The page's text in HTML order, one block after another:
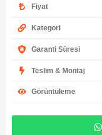
Fiyat
Kategori
Garanti Süresi
Teslim & Montaj
Görüntüleme